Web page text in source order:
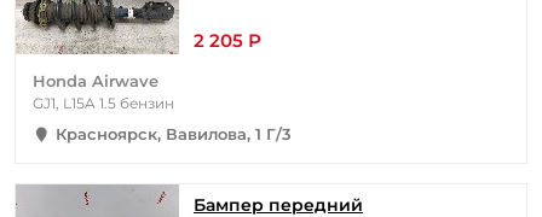
2 205 Р
Honda Airwave
GJ1, L15A 1.5 бензин
Красноярск, Вавилова, 1 Г/3
Бампер передний